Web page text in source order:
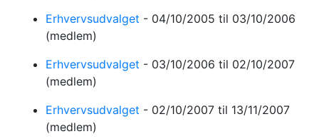
Erhvervsudvalget - 04/10/2005 til 03/10/2006
(medlem)
Erhvervsudvalget - 03/10/2006 til 02/10/2007
(medlem)
Erhvervsudvalget - 02/10/2007 til 13/11/2007
(medlem)